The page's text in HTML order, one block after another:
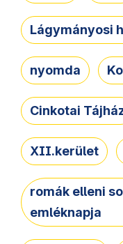
Lágymányosi
nyomda
Cinkotai
XII.kerület
romák elleni
emléknapja